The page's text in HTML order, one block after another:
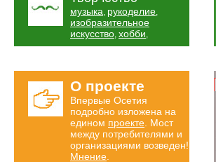
музыка, рукоделие,
изобразительное
искусство, хобби,
О проекте
Впервые Осетия
подробно изложена на
едином проекте . Мост
между потребителями и
организациями возведен!
Мнение